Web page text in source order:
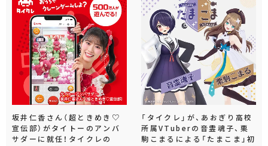
坂井仁香さん（超ときめき♡
宣伝部）がタイトーのアンバ
サダーに就任！タイクレの
「タイクレ」が、あおぎり高校
所属VTuberの音霊魂子、栗
駒こまるによる「たまこま」初